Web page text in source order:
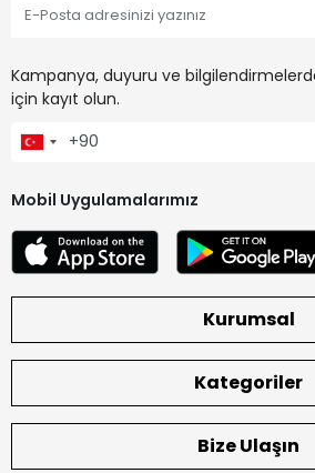
Kampanya, duyuru ve
için kayıt olun.
Mobil Uygulamalarımız
Kurumsal
Kategoriler
Bize Ulaşın